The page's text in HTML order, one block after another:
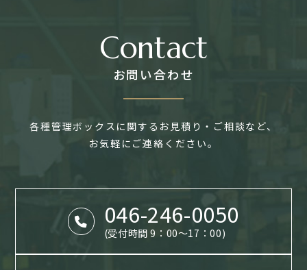
Contact
お問い合わせ
各種管理ボックスに関するお見積り・ご相談など、
お気軽にご連絡ください。
046-246-0050
(受付時間 9：00～17：00)